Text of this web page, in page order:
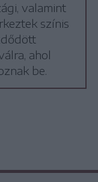
valamint
színis
ahol
be.